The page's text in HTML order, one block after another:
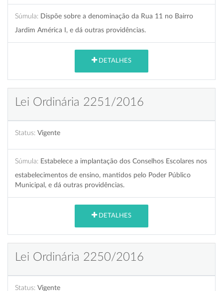
Súmula: Dispõe sobre a denominação da Rua 11 no Bairro
Jardim América I, e dá outras providências.
DETALHES
Lei Ordinária 2251/2016
Status: Vigente
Súmula: Estabelece a implantação dos Conselhos Escolares nos
estabelecimentos de ensino, mantidos pelo Poder Público
Municipal, e dá outras providências.
DETALHES
Lei Ordinária 2250/2016
Status: Vigente